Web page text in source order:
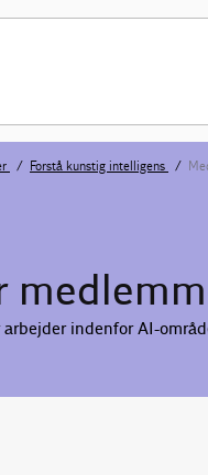
Forstå kunstig intelligens
indenfor AI-